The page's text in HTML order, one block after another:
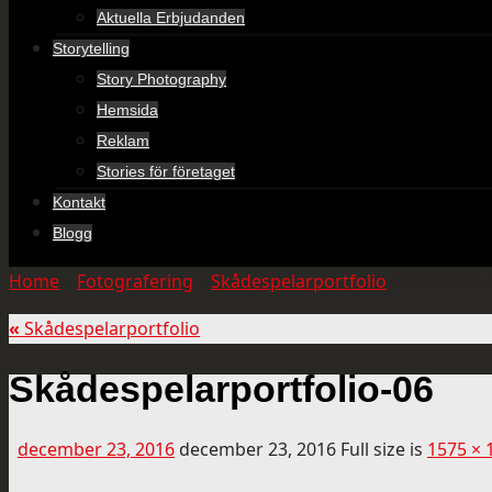
Aktuella Erbjudanden
Storytelling
Story Photography
Hemsida
Reklam
Stories för företaget
Kontakt
Blogg
Home Fotografering Skådespelarportfolio
« Skådespelarportfolio
Skådespelarportfolio-06
december 23, 2016 december 23, 2016 Full size is 1575 ×